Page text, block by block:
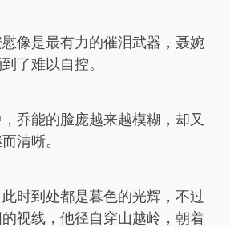
像是最有力的催泪武器，聂婉
了难以自控。
乔能的脸庞越来越模糊，却又
清晰。
时到处都是暮色的光辉，不过
视线，他径自穿山越岭，朝着